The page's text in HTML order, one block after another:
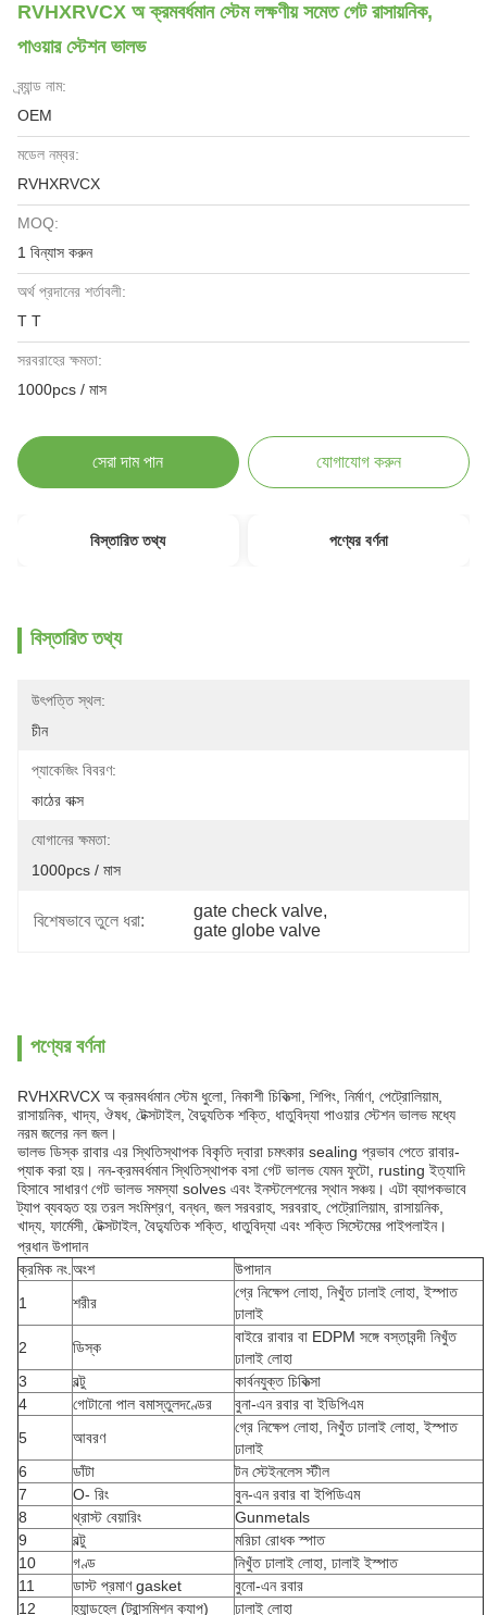
RVHXRVCX অ ক্রমবর্ধমান স্টেম লক্ষণীয় সমেত গেট রাসায়নিক,
পাওয়ার স্টেশন ভালভ
ব্র্যান্ড নাম:
OEM
মডেল নম্বর:
RVHXRVCX
MOQ:
1 বিন্যাস করুন
অর্থ প্রদানের শর্তাবলী:
T T
সরবরাহের ক্ষমতা:
1000pcs / মাস
সেরা দাম পান যোগাযোগ করুন
বিস্তারিত তথ্য পণ্যের বর্ণনা
বিস্তারিত তথ্য
উৎপত্তি স্থল:
চীন
প্যাকেজিং বিবরণ:
কাঠের বাক্স
যোগানের ক্ষমতা:
1000pcs / মাস
বিশেষভাবে তুলে ধরা:
gate check valve,
gate globe valve
পণ্যের বর্ণনা
RVHXRVCX অ ক্রমবর্ধমান স্টেম ধুলো, নিকাশী চিকিত্সা, শিপিং, নির্মাণ, পেট্রোলিয়াম,
রাসায়নিক, খাদ্য, ঔষধ, টেক্সটাইল, বৈদ্যুতিক শক্তি, ধাতুবিদ্যা পাওয়ার স্টেশন ভালভ মধ্যে
নরম জলের নল জল।
ভালভ ডিস্ক রাবার এর স্থিতিস্থাপক বিকৃতি দ্বারা চমৎকার sealing প্রভাব পেতে রাবার-
প্যাক করা হয়। নন-ক্রমবর্ধমান স্থিতিস্থাপক বসা গেট ভালভ যেমন ফুটো, rusting ইত্যাদি
হিসাবে সাধারণ গেট ভালভ সমস্যা solves এবং ইনস্টলেশনের স্থান সঞ্চয়। এটা ব্যাপকভাবে
ট্যাপ ব্যবহৃত হয় তরল সংমিশ্রণ, বন্ধন, জল সরবরাহ, সরবরাহ, পেট্রোলিয়াম, রাসায়নিক,
খাদ্য, ফার্মেসী, টেক্সটাইল, বৈদ্যুতিক শক্তি, ধাতুবিদ্যা এবং শক্তি সিস্টেমের পাইপলাইন।
প্রধান উপাদান
ক্রমিক নং. অংশ
উপাদান
1
শরীর
গ্রে নিক্ষেপ লোহা, নিখুঁত ঢালাই লোহা, ইস্পাত
ঢালাই
2
ডিস্ক
বাইরে রাবার বা EDPM সঙ্গে বস্তাবন্দী নিখুঁত
ঢালাই লোহা
3
বল্টু
কার্বনযুক্ত চিকিত্সা
4
গোটানো পাল বমাস্তুলদণ্ডের
বুনা-এন রবার বা ইডিপিএম
5
আবরণ
গ্রে নিক্ষেপ লোহা, নিখুঁত ঢালাই লোহা, ইস্পাত
ঢালাই
6
ডাঁটা
টন স্টেইনলেস স্টীল
7
O- রিং
বুন-এন রবার বা ইপিডিএম
8
থ্রাস্ট বেয়ারিং
Gunmetals
9
বল্টু
মরিচা রোধক স্পাত
10
গণ্ড
নিখুঁত ঢালাই লোহা, ঢালাই ইস্পাত
11
ডাস্ট প্রমাণ gasket
বুনো-এন রবার
12
হ্যান্ডহেল (ট্রান্সমিশন ক্যাপ) ঢালাই লোহা